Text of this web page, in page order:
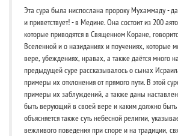
Эта сура была ниспослана пророку Мухаммаду -
и приветствует! - в Медине. Она состоит из 200
которые приводятся в Священном Коране,
Вселенной и о назиданиях и поучениях, которые
вере, убеждениях, нравах, а также даётся много
предыдущей суре рассказывалось о сынах
примеры их отклонения от прямого пути. В этой
примеры их заблуждений, а также даны
быть верующий в своей вере и каким должно быть
объясняется также суть небесной религии,
вежливого поведения при споре и на традиции,